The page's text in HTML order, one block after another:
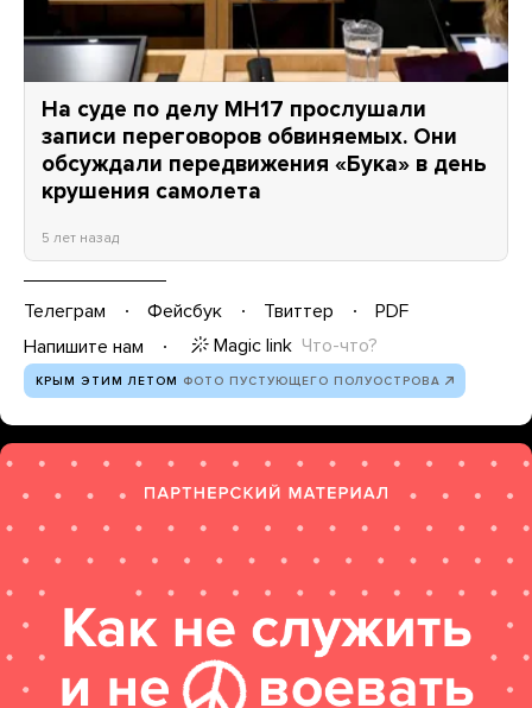
На суде по делу MH17 прослушали
записи переговоров обвиняемых. Они
обсуждали передвижения «Бука» в день
крушения самолета
5 лет назад
Телеграм Фейсбук Твиттер
PDF
Напишите нам
Magic link Что-что?
КРЫМ ЭТИМ ЛЕТОМ ФОТО ПУСТУЮЩЕГО ПОЛУОСТРОВА